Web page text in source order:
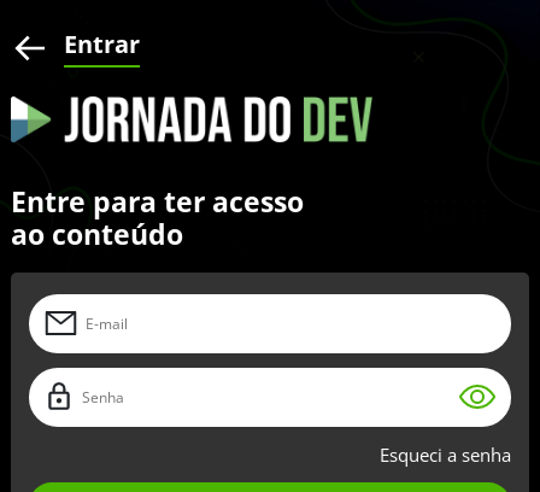
Entrar
Entre para ter acesso
ao conteúdo
Esqueci a senha